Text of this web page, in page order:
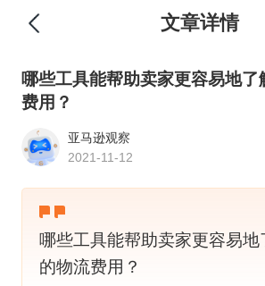
文章详情
哪些工具能帮助卖家更容易地了
费用？
亚马逊观察
2021-11-12
哪些工具能帮助卖家更容易地
的物流费用？